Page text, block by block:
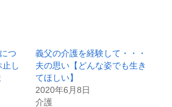
つ
し
義父の介護を経験して・・・
夫の思い【どんな姿でも生き
てほしい】
2020年6月8日
介護